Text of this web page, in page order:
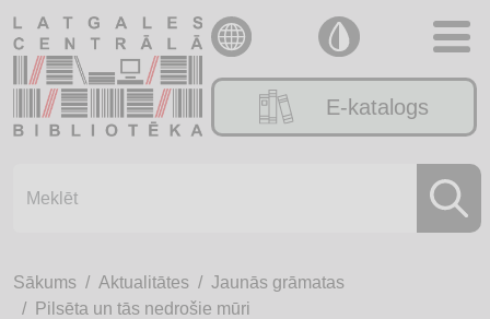
E-katalogs
Sākums Aktualitātes
Jaunās grāmatas
Pilsēta un tās nedrošie mūri